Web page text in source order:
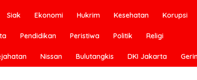
Siak Ekonomi Hukrim Kesehatan Korupsi
Pendidikan Peristiwa Politik Religi
Nissan Bulutangkis DKI Jakarta